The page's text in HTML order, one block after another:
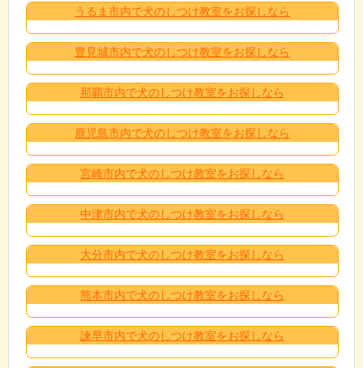
うるま市内で犬のしつけ教室をお探しなら
豊見城市内で犬のしつけ教室をお探しなら
那覇市内で犬のしつけ教室をお探しなら
鹿児島市内で犬のしつけ教室をお探しなら
宮崎市内で犬のしつけ教室をお探しなら
中津市内で犬のしつけ教室をお探しなら
大分市内で犬のしつけ教室をお探しなら
熊本市内で犬のしつけ教室をお探しなら
諫早市内で犬のしつけ教室をお探しなら